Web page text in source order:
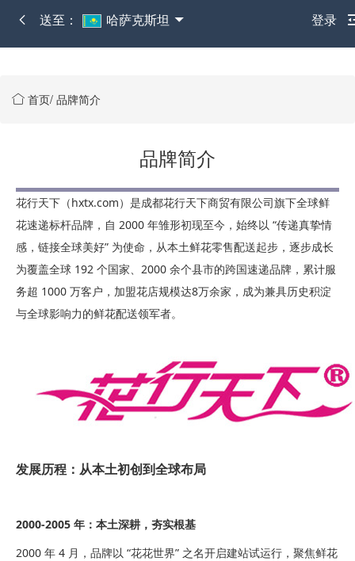
送至： 哈萨克斯坦 登录
首页/ 品牌简介
品牌简介
花行天下（hxtx.com）是成都花行天下商贸有限公司旗下全球鲜
花速递标杆品牌，自 2000 年雏形初现至今，始终以 “传递真挚情
感，链接全球美好” 为使命，从本土鲜花零售配送起步，逐步成长
为覆盖全球 192 个国家、2000 余个县市的跨国速递品牌，累计服
务超 1000 万客户，加盟花店规模达8万余家，成为兼具历史积淀
与全球影响力的鲜花配送领军者。
发展历程：从本土初创到全球布局
2000-2005 年：本土深耕，夯实根基
2000 年 4 月，品牌以 “花花世界” 之名开启建站试运行，聚焦鲜花